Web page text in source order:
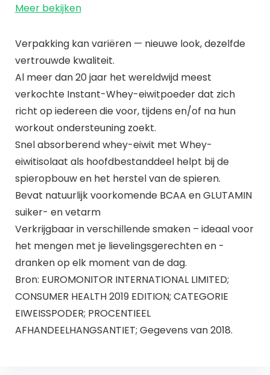
Meer bekijken
Verpakking kan variëren — nieuwe look, dezelfde
vertrouwde kwaliteit.
Al meer dan 20 jaar het wereldwijd meest
verkochte Instant-Whey-eiwitpoeder dat zich
richt op iedereen die voor, tijdens en/of na hun
workout ondersteuning zoekt.
Snel absorberend whey-eiwit met Whey-
eiwitisolaat als hoofdbestanddeel helpt bij de
spieropbouw en het herstel van de spieren.
Bevat natuurlijk voorkomende BCAA en GLUTAMIN
suiker- en vetarm
Verkrijgbaar in verschillende smaken – ideaal voor
het mengen met je lievelingsgerechten en -
dranken op elk moment van de dag.
Bron: EUROMONITOR INTERNATIONAL LIMITED;
CONSUMER HEALTH 2019 EDITION; CATEGORIE
EIWEISSPODER; PROCENTIEEL
AFHANDEELHANGSANTIET; Gegevens van 2018.